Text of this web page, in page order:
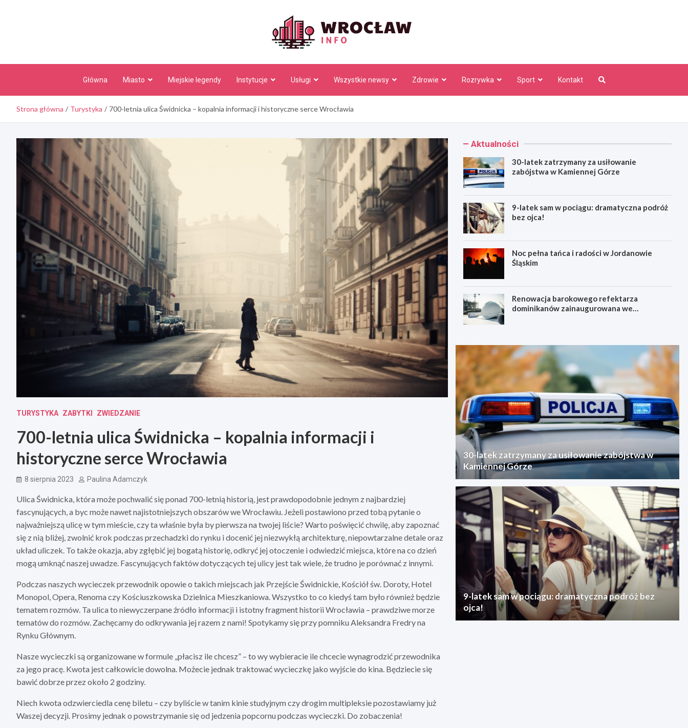
Główna Miasto Miejskie legendy Instytucje Usługi Wszystkie newsy Zdrowie Rozrywka Sport Kontakt
Strona główna Turystyka 700-letnia ulica Świdnicka – kopalnia informacji i historyczne serce Wrocławia
TURYSTYKA ZABYTKI ZWIEDZANIE
700-letnia ulica Świdnicka – kopalnia informacji i
historyczne serce Wrocławia
8 sierpnia 2023 Paulina Adamczyk
Ulica Świdnicka, która może pochwalić się ponad 700-letnią historią, jest prawdopodobnie jednym z najbardziej
fascynujących, a byc może nawet najistotniejszych obszarów we Wrocławiu. Jeżeli postawiono przed tobą pytanie o
najważniejszą ulicę w tym mieście, czy ta właśnie była by pierwsza na twojej liście? Warto poświęcić chwilę, aby zapoznać
się z nią bliżej, zwolnić krok podczas przechadzki do rynku i docenić jej niezwykłą architekturę, niepowtarzalne detale oraz
układ uliczek. To także okazja, aby zgłębić jej bogatą historię, odkryć jej otoczenie i odwiedzić miejsca, które na co dzień
mogą umknąć naszej uwadze. Fascynujących faktów dotyczących tej ulicy jest tak wiele, że trudno je porównać z innymi.
Podczas naszych wycieczek przewodnik opowie o takich miejscach jak Przejście Świdnickie, Kościół św. Doroty, Hotel
Monopol, Opera, Renoma czy Kościuszkowska Dzielnica Mieszkaniowa. Wszystko to co kiedyś tam było również będzie
tematem rozmów. Ta ulica to niewyczerpane źródło informacji i istotny fragment historii Wrocławia – prawdziwe morze
tematów do rozmów. Zachęcamy do odkrywania jej razem z nami! Spotykamy się przy pomniku Aleksandra Fredry na
Rynku Głównym.
Nasze wycieczki są organizowane w formule „płacisz ile chcesz” – to wy wybieracie ile chcecie wynagrodzić przewodnika
za jego pracę. Kwota jest całkowicie dowolna. Możecie jednak traktować wycieczkę jako wyjście do kina. Będziecie się
bawić dobrze przez około 2 godziny.
Niech kwota odzwierciedla cenę biletu – czy byliście w tanim kinie studyjnym czy drogim multipleksie pozostawiamy już
Waszej decyzji. Prosimy jednak o powstrzymanie się od jedzenia popcornu podczas wycieczki. Do zobaczenia!
Aktualności
30-latek zatrzymany za usiłowanie
zabójstwa w Kamiennej Górze
9-latek sam w pociągu: dramatyczna podróż
bez ojca!
Noc pełna tańca i radości w Jordanowie
Śląskim
Renowacja barokowego refektarza
dominikanów zainaugurowana we
30-latek zatrzymany za usiłowanie zabójstwa w
Kamiennej Górze
9-latek sam w pociągu: dramatyczna podróż bez
ojca!